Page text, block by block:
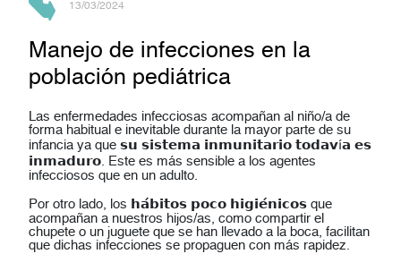
13/03/2024
Manejo de infecciones en la
población pediátrica
Las enfermedades infecciosas acompañan al niño/a de
forma habitual e inevitable durante la mayor parte de su
infancia ya que 𝘀𝘂 𝘀𝗶𝘀𝘁𝗲𝗺𝗮 𝗶𝗻𝗺𝘂𝗻𝗶𝘁𝗮𝗿𝗶𝗼 𝘁𝗼𝗱𝗮𝘃í𝗮 𝗲𝘀
𝗶𝗻𝗺𝗮𝗱𝘂𝗿𝗼. Este es más sensible a los agentes
infecciosos que en un adulto.
Por otro lado, los 𝗵𝗮́𝗯𝗶𝘁𝗼𝘀 𝗽𝗼𝗰𝗼 𝗵𝗶𝗴𝗶𝗲́𝗻𝗶𝗰𝗼𝘀 que
acompañan a nuestros hijos/as, como compartir el
chupete o un juguete que se han llevado a la boca, facilitan
que dichas infecciones se propaguen con más rapidez.